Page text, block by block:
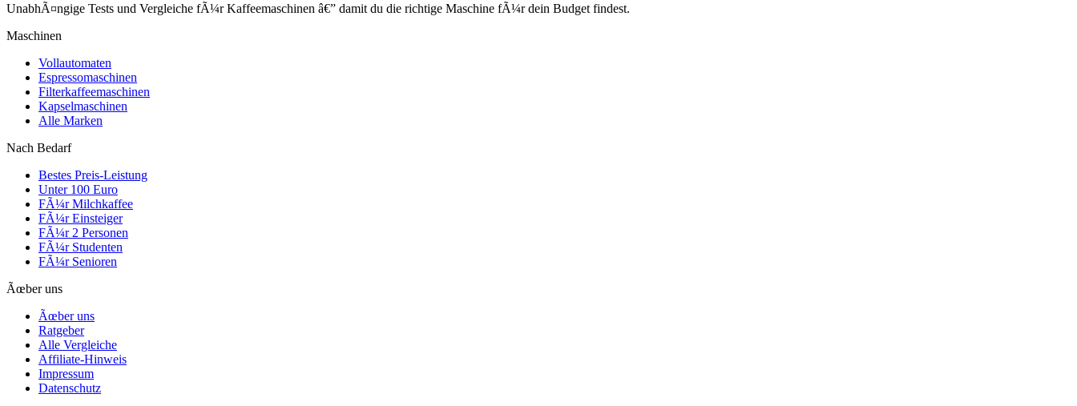
UnabhÃ¤ngige Tests und Vergleiche fÃ¼r Kaffeemaschinen â€” damit du die richtige Maschine fÃ¼r dein Budget findest.
Maschinen
Vollautomaten
Espressomaschinen
Filterkaffeemaschinen
Kapselmaschinen
Alle Marken
Nach Bedarf
Bestes Preis-Leistung
Unter 100 Euro
FÃ¼r Milchkaffee
FÃ¼r Einsteiger
FÃ¼r 2 Personen
FÃ¼r Studenten
FÃ¼r Senioren
Ãœber uns
Ãœber uns
Ratgeber
Alle Vergleiche
Affiliate-Hinweis
Impressum
Datenschutz